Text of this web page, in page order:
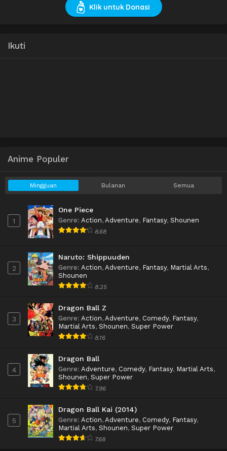
Klik untuk Donasi
Ikuti
Anime Populer
Mingguan Bulanan Semua
1
One Piece
Genre: Action, Adventure, Fantasy, Shounen
8.68
2
Naruto: Shippuuden
Genre: Action, Adventure, Fantasy, Martial Arts,
Shounen
8.25
3
Dragon Ball Z
Genre: Action, Adventure, Comedy, Fantasy,
Martial Arts, Shounen, Super Power
8.16
4
Dragon Ball
Genre: Adventure, Comedy, Fantasy, Martial Arts,
Shounen, Super Power
7.96
5
Dragon Ball Kai (2014)
Genre: Action, Adventure, Comedy, Fantasy,
Martial Arts, Shounen, Super Power
7.68